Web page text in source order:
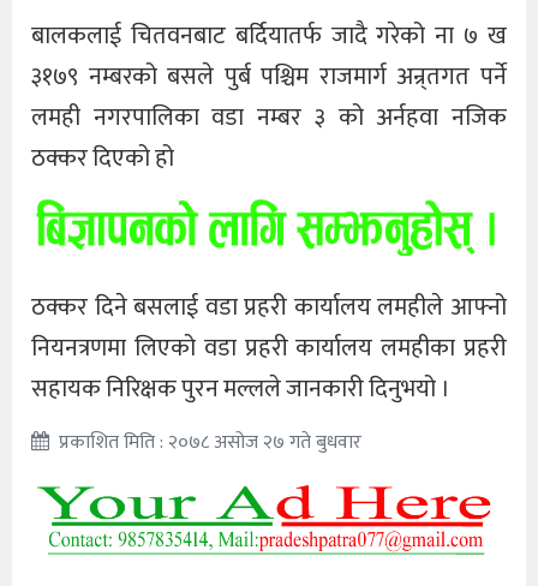
बालकलाई चितवनबाट बर्दियातर्फ जादै गरेको ना ७ ख
३१७९ नम्बरको बसले पुर्ब पश्चिम राजमार्ग अन्र्तगत पर्ने
लमही नगरपालिका वडा नम्बर ३ को अर्नहवा नजिक
ठक्कर दिएको हो
ठक्कर दिने बसलाई वडा प्रहरी कार्यालय लमहीले आफ्नो
नियनत्रणमा लिएको वडा प्रहरी कार्यालय लमहीका प्रहरी
सहायक निरिक्षक पुरन मल्लले जानकारी दिनुभयो ।
प्रकाशित मिति : २०७८ असोज २७ गते बुधवार